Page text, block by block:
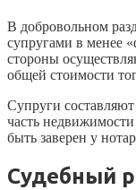
В добровольном
супругами в менее
стороны
общей стоимости
Супруги
часть
быть заверен у
Судебный